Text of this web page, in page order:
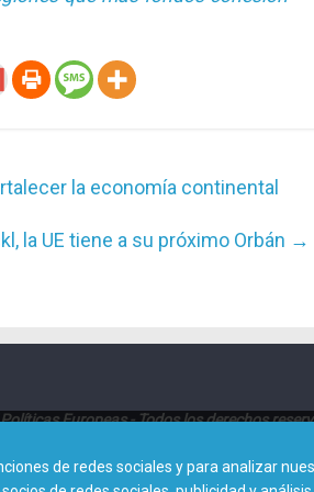
la economía continental
la UE tiene a su próximo Orbán →
Europeas - Todos los derechos
América 25, Planta 8ª (28002 - Madrid)
de redes sociales y para analizar